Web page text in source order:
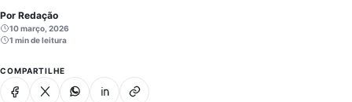
Por Redação
10 março, 2026
1 min de leitura
COMPARTILHE
Facebook
X WhatsappLinkedinCopiar link